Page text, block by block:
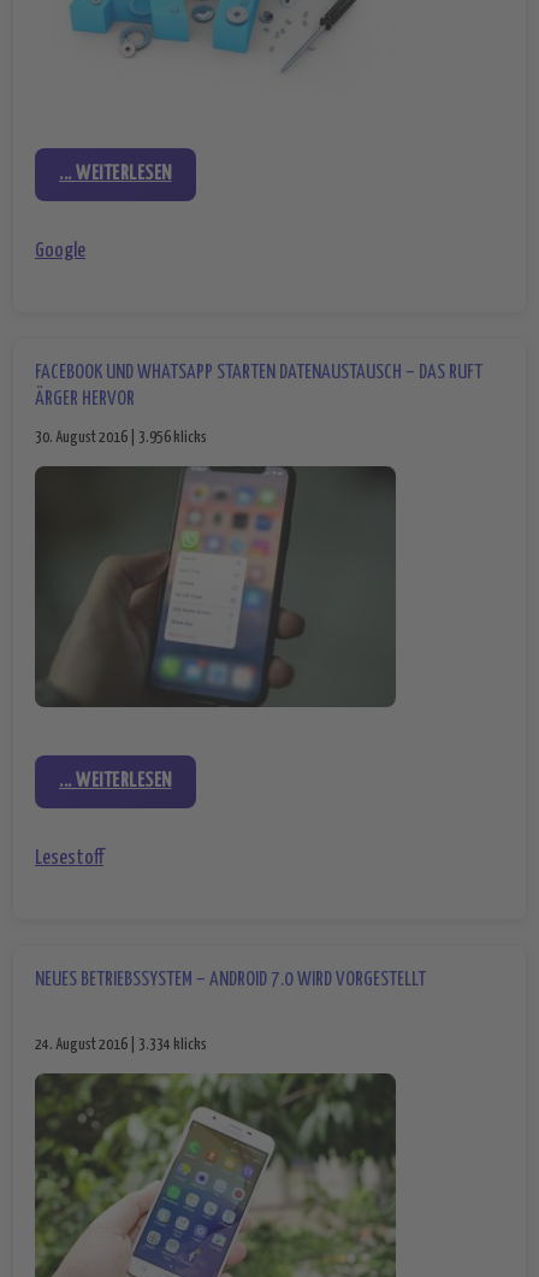
... WEITERLESEN
Google
FACEBOOK UND WHATSAPP STARTEN DATENAUSTAUSCH – DAS RUFT
ÄRGER HERVOR
30. August 2016 | 3.956 klicks
... WEITERLESEN
Lesestoff
NEUES BETRIEBSSYSTEM – ANDROID 7.0 WIRD VORGESTELLT
24. August 2016 | 3.334 klicks